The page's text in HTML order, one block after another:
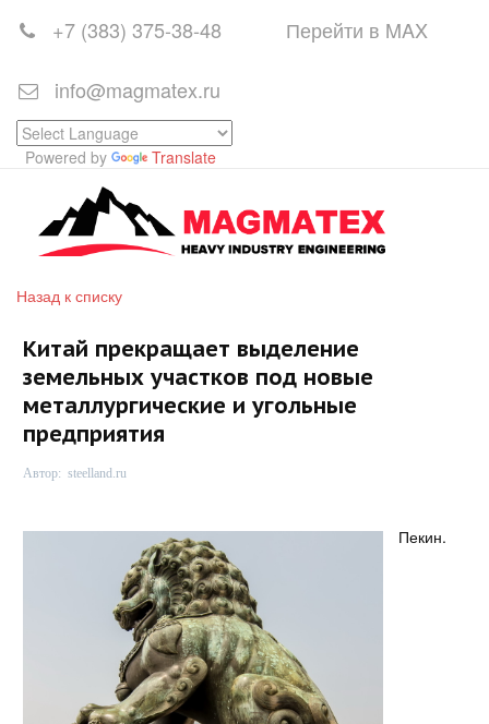
+7 (383) 375-38-48 Перейти в MAX
info@magmatex.ru
Powered by Translate
Назад к списку
Китай прекращает выделение
земельных участков под новые
металлургические и угольные
предприятия
Автор: steelland.ru
Пекин.